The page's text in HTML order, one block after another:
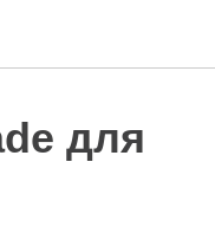
для